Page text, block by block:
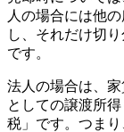
人の場合には他
し、それだけ切
です。
法人の場合は、
としての譲渡所
税」です。つまり